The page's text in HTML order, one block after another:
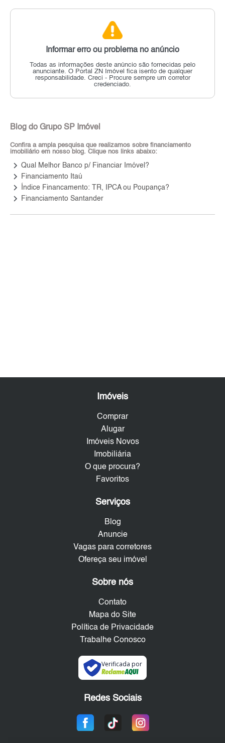
Informar erro ou problema no anúncio
Todas as informações deste anúncio são fornecidas pelo
anunciante. O Portal ZN Imóvel fica isento de qualquer
responsabilidade. Creci - Procure sempre um corretor
credenciado.
Blog do Grupo SP Imóvel
Confira a ampla pesquisa que realizamos sobre financiamento
imobiliário em nosso blog. Clique nos links abaixo:
keyboard_arrow_right Qual Melhor Banco p/ Financiar Imóvel?
keyboard_arrow_right Financiamento Itaú
keyboard_arrow_right Índice Financamento: TR, IPCA ou Poupança?
keyboard_arrow_right Financiamento Santander
Imóveis
Comprar
Alugar
Imóveis Novos
Imobiliária
O que procura?
Favoritos
Serviços
Blog
Anuncie
Vagas para corretores
Ofereça seu imóvel
Sobre nós
Contato
Mapa do Site
Política de Privacidade
Trabalhe Conosco
Verificada por
Redes Sociais